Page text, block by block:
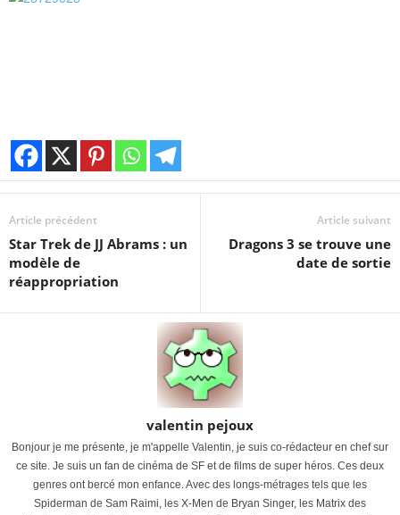
Article précédent
Star Trek de JJ Abrams : un
modèle de
réappropriation
Article suivant
Dragons 3 se trouve une
date de sortie
valentin pejoux
Bonjour je me présente, je m'appelle Valentin, je suis co-rédacteur en chef sur
ce site. Je suis un fan de cinéma de SF et de films de super héros. Ces deux
genres ont bercé mon enfance. Avec des longs-métrages tels que les
Spiderman de Sam Raimi, les X-Men de Bryan Singer, les Matrix des